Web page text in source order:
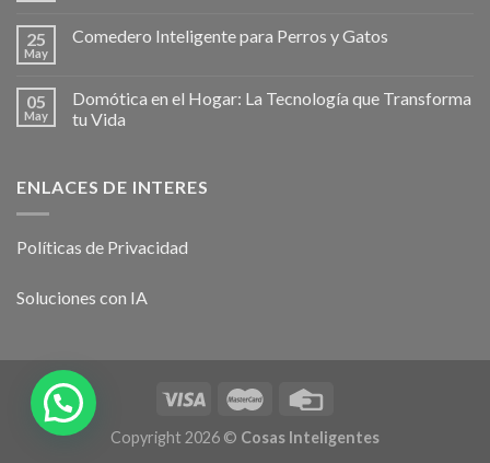
25
May
Comedero Inteligente para Perros y Gatos
05
May
Domótica en el Hogar: La Tecnología que Transforma
tu Vida
ENLACES DE INTERES
Políticas de Privacidad
Soluciones con IA
Copyright 2026 © Cosas Inteligentes